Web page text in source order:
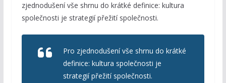
zjednodušení vše shrnu do krátké definice: kultura
společnosti je strategií přežití společnosti.
Pro zjednodušení vše shrnu do krátké
definice: kultura společnosti je
strategií přežití společnosti.